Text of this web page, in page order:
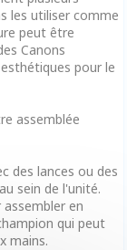
les utiliser comme
peut être
Canons
pour le
assemblée
des lances ou des
sein de l'unité.
en
qui peut
mains.